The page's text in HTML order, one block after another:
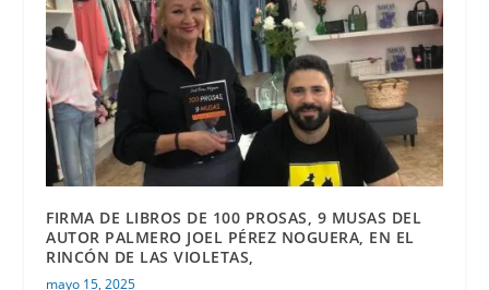
FIRMA DE LIBROS DE 100 PROSAS, 9 MUSAS DEL
AUTOR PALMERO JOEL PÉREZ NOGUERA, EN EL
RINCÓN DE LAS VIOLETAS,
mayo 15, 2025